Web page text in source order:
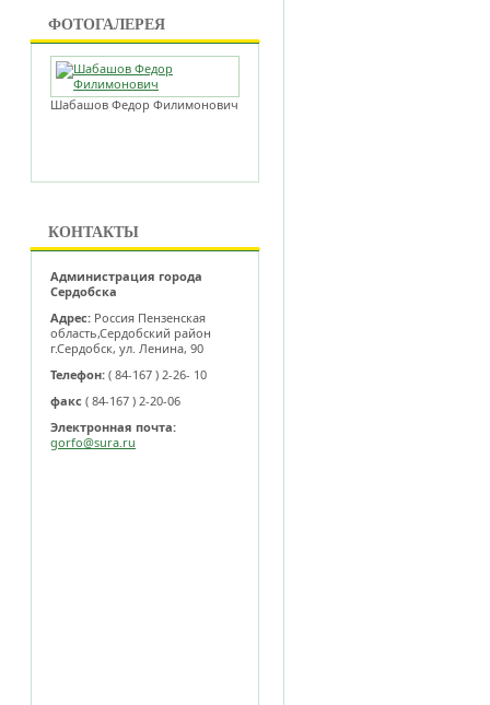
ФОТОГАЛЕРЕЯ
Шабашов Федор Филимонович
КОНТАКТЫ
Администрация города
Сердобска
Адрес: Россия Пензенская
область,Сердобский район
г.Сердобск, ул. Ленина, 90
Телефон: ( 84-167 ) 2-26- 10
факс ( 84-167 ) 2-20-06
Электронная почта:
gorfo@sura.ru